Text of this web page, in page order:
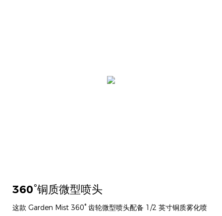
360°铜质微型喷头
这款 Garden Mist 360° 齿轮微型喷头配备 1/2 英寸铜质雾化喷